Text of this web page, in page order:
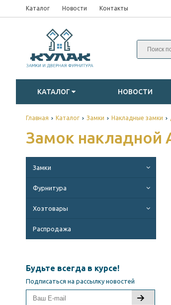
Каталог Новости Контакты
КАТАЛОГ НОВОСТИ
Главная Каталог Замки Накладные замки
Замок
Замки
Фурнитура
Хозтовары
Распродажа
Будьте всегда в курсе!
Подписаться на рассылку новостей